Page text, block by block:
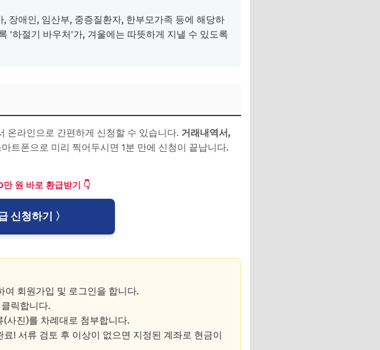
애인, 임산부, 중증질환자, 한부모가족 등에 해당하
'하절기 바우처'가, 겨울에는 따뜻하게 지낼 수 있도록
온라인으로 간편하게 신청할 수 있습니다. 거래내역서,
마트폰으로 미리 찍어두시면 1분 만에 신청이 끝납니다.
원 바로 환급받기 👇
신청하기 〉
여 회원가입 및 로그인을 합니다.
릭합니다.
사진)를 차례대로 첨부합니다.
! 서류 검토 후 이상이 없으면 지정된 계좌로 현금이